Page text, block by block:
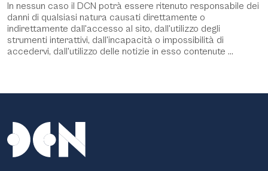
In nessun caso il DCN potrà essere ritenuto responsabile dei
danni di qualsiasi natura causati direttamente o
indirettamente dall'accesso al sito, dall'utilizzo degli
strumenti interattivi, dall'incapacità o impossibilità di
accedervi, dall'utilizzo delle notizie in esso contenute ...